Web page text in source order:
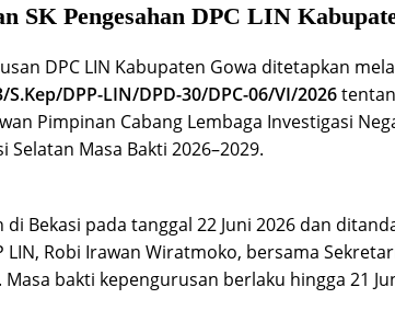
SK Pengesahan DPC LIN
DPC LIN Kabupaten Gowa ditetapkan
S.Kep/DPP-LIN/DPD-30/DPC-06/VI/2026
Pimpinan Cabang Lembaga Investigasi
Selatan Masa Bakti 2026–2029.
Bekasi pada tanggal 22 Juni 2026 dan
Robi Irawan Wiratmoko, bersama
. Masa bakti kepengurusan berlaku hingga 21